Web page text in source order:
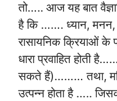
तो….. आज यह बात
है कि ……. ध्यान,
रासायनिक क्रियाओं के
धारा प्रवाहित होती
सकते हैं)……… तथा,
उत्पन्न होता है …..